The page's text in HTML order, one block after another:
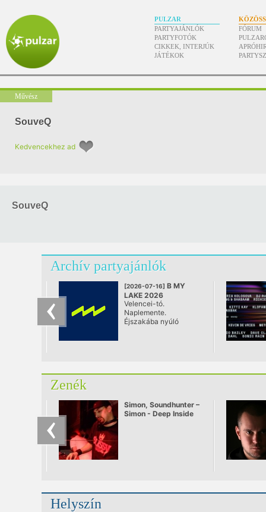
PULZAR
PARTYAJÁNLÓK
PARTYFOTÓK
CIKKEK, INTERJÚK
JÁTÉKOK
FÓRUM
Művész
SouveQ
Kedvencekhez ad
SouveQ
Archív partyajánlók
[2026-07-16] B MY
LAKE 2026
@ Velence
Velencei-tó.
Naplemente.
Éjszakába nyúló
fél órára Budapesttől.
Zenék
Simon, Soundhunter –
Simon - Deep Inside
Helyszín